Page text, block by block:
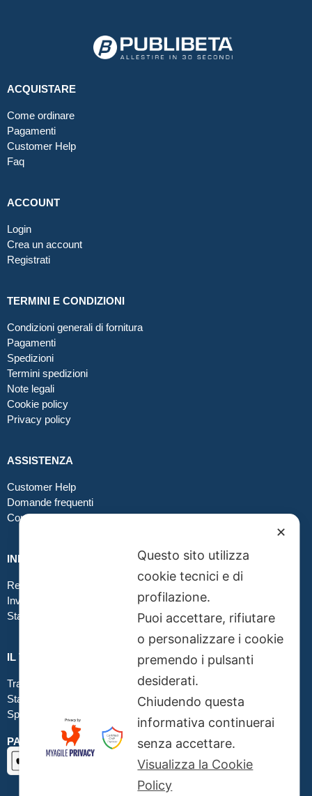
ACQUISTARE
Come ordinare
Pagamenti
Customer Help
Faq
ACCOUNT
Login
Crea un account
Registrati
TERMINI E CONDIZIONI
Condizioni generali di fornitura
Pagamenti
Spedizioni
Termini spedizioni
Note legali
Cookie policy
Privacy policy
ASSISTENZA
Customer Help
Domande frequenti
Contatti
INFO GRAFICA
Realizzare file corretti
Inviare file grafici
Stampa in tessuto
IL TUO ORDINE
Traccia la tua spedizione
Stato del tuo ordine
Spedizioni
PAGAMENTI SICURI SSL
✕
Questo sito utilizza
cookie tecnici e di
profilazione.
Puoi accettare, rifiutare
o personalizzare i cookie
premendo i pulsanti
desiderati.
Chiudendo questa
informativa continuerai
senza accettare.
Visualizza la Cookie
Policy